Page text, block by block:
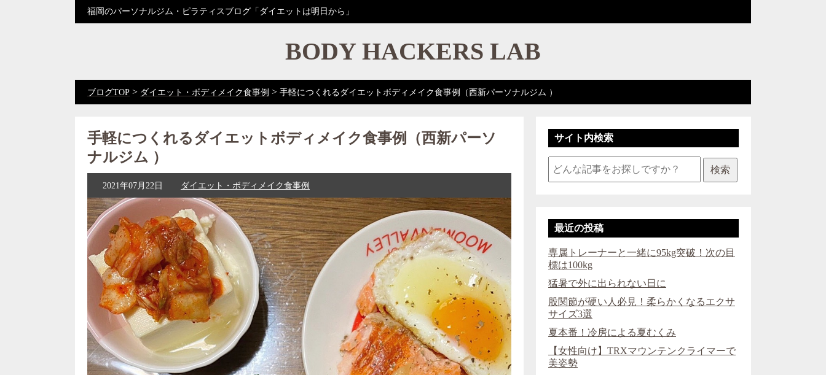
福岡のパーソナルジム・ピラティスブログ「ダイエットは明日から」
BODY HACKERS LAB
ブログTOP > ダイエット・ボディメイク食事例 > 手軽につくれるダイエットボディメイク食事例（西新パーソナルジム ）
手軽につくれるダイエットボディメイク食事例（西新パーソ
ナルジム ）
2021年07月22日 ダイエット・ボディメイク食事例
サイト内検索
検索
最近の投稿
専属トレーナーと一緒に95kg突破！次の目
標は100kg
猛暑で外に出られない日に
股関節が硬い人必見！柔らかくなるエクサ
サイズ3選
夏本番！冷房による夏むくみ
【女性向け】TRXマウンテンクライマーで
美姿勢